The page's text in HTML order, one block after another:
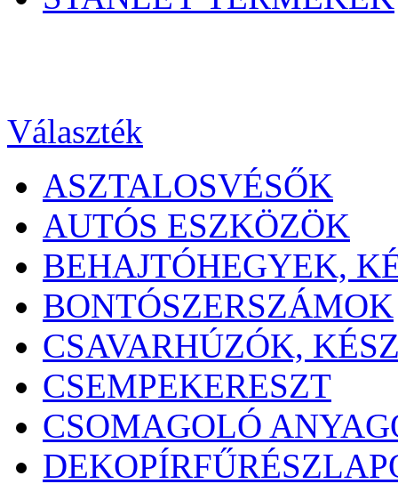
Választék
ASZTALOSVÉSŐK
AUTÓS ESZKÖZÖK
BEHAJTÓHEGYEK,
BONTÓSZERSZÁMOK
CSAVARHÚZÓK,
CSEMPEKERESZT
CSOMAGOLÓ